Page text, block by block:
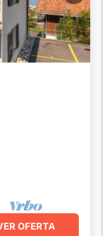
OFERTA